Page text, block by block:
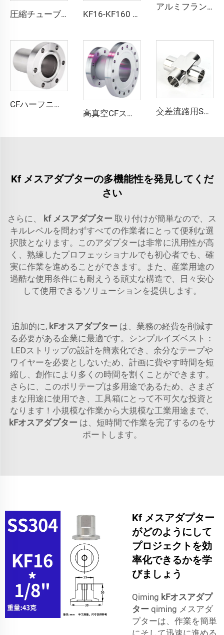
圧縮チューブキャップ、ステンレススチールSS316L、QCR-メタルフェース継手、1/8″-1″、ブライトアニール/電解研磨仕上げ KF16-KF160 NW16-50 ステンレス鋼 SS304 SS316L アルミニウム PTFE 真空フランジ用ブラインドフランジ 高品質なブランク継手
アルミフランジ 鍛造チェーンクランプ NW80/100/160/200 高品質真空クランプ ランプKF80/KF100/KF160/KF200 パイプ継手フランジ
CFハーフニップル SS304 SS316L ステンレス鋼 タップ穴および通し穴付き CF16-CF250 固定式高真空継手 1/2"-10" フランジ
高真空CFストレート段付きニップル CF35xCF36-CF160xCF100 固定・回転可能 SS304 SS316L ステンレス鋼 通し穴付き継手 1/2"-10" フランジ
交差流路用SS316L超高純度溶接継手交差部マイクロ溶接継手を提供スムーズなステンレス鋼超高純度溶接継手
Kf メスアダプターの多機能性を発見してくだ
さい
さらに、 kf メスアダプター 取り付けが簡単なので、ス
キルレベルを問わずすべての作業者にとって便利な選
択肢となります。このアダプターは非常に汎用性が高
く、熟練したプロフェッショナルでも初心者でも、確
実に作業を進めることができます。また、産業用途の
過酷な使用条件にも耐えうる頑丈な構造で、日々安心
して使用できるソリューションを提供します。
追加的に, kFオスアダプター は、業務の経費を削減す
る必要がある企業に最適です。シンプルイズベスト：
LEDストリップの設計を簡素化でき、余分なテープや
ワイヤーを必要としないため、計画に費やす時間を短
縮し、創作により多くの時間を割くことができます。
さらに、このポリテープは多用途であるため、さまざ
まな用途に使用でき、工具箱にとって不可欠な投資と
なります！小規模な作業から大規模な工業用途まで、
kFオスアダプター は、短時間で作業を完了するのをサ
ポートします。
Kf メスアダプター
がどのようにして
プロジェクトを効
率化できるかを学
びましょう
Qiming kFオスアダプ
ター qiming メスアダ
プターは、作業を簡単
にそして迅速に進める